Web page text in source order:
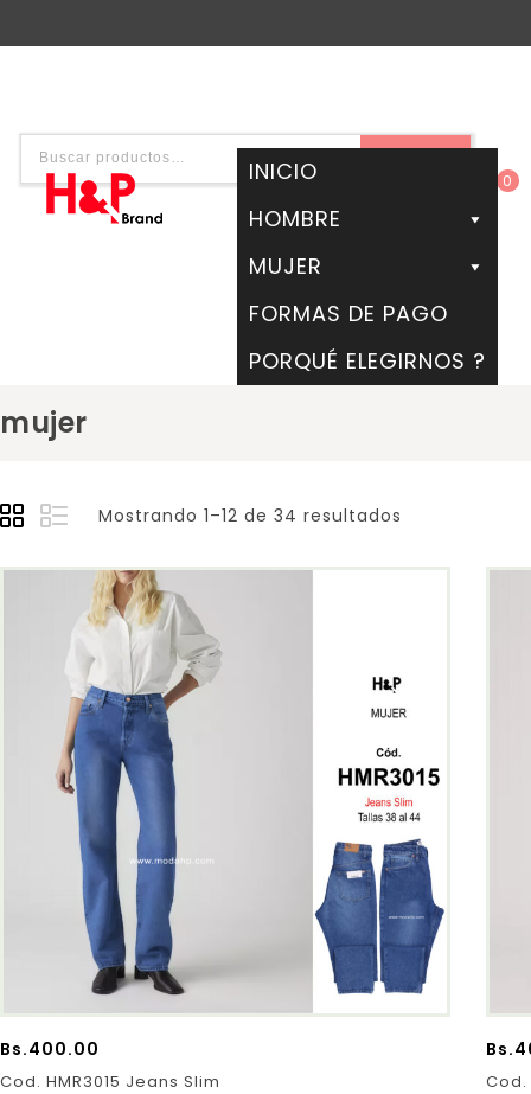
0
INICIO
HOMBRE
MUJER
FORMAS DE PAGO
PORQUÉ ELEGIRNOS ?
mujer
Mostrando 1–12 de 34 resultados
Bs.400.00
Cod. HMR3015 Jeans Slim
Bs.
Cod.